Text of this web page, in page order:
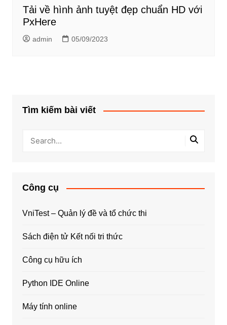
Tải về hình ảnh tuyệt đẹp chuẩn HD với
PxHere
admin 05/09/2023
Tìm kiếm bài viết
Công cụ
VniTest – Quản lý đề và tổ chức thi
Sách điện tử Kết nối tri thức
Công cụ hữu ích
Python IDE Online
Máy tính online